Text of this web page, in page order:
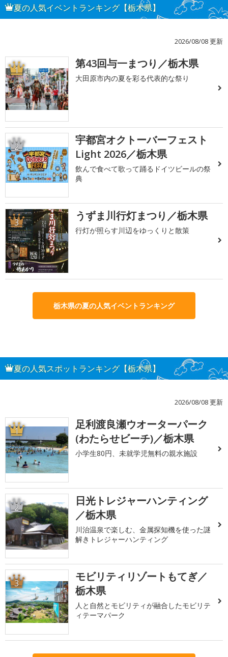
夏の人気イベントランキング【栃木県】
2026/08/08 更新
1 第43回与一まつり／栃木県
大田原市内の夏を彩る代表的な祭り
2
宇都宮オクトーバーフェスト
Light 2026／栃木県
飲んで食べて歌って踊るドイツビールの祭
典
3 うずま川行灯まつり／栃木県
行灯が照らす川辺をゆっくりと散策
栃木県の夏の人気イベントランキング
夏の人気スポットランキング【栃木県】
2026/08/08 更新
1
足利渡良瀬ウオーターパーク
(わたらせビーチ)／栃木県
小学生80円、未就学児無料の親水施設
2
日光トレジャーハンティング
／栃木県
川治温泉で楽しむ、金属探知機を使った謎
解きトレジャーハンティング
3
モビリティリゾートもてぎ／
栃木県
人と自然とモビリティが融合したモビリテ
ィテーマパーク